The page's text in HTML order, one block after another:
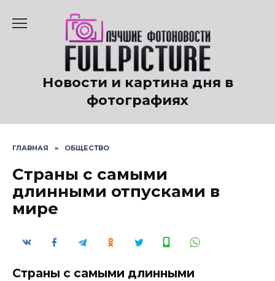
содержанию
Новости и картина дня в
фотографиях
ГЛАВНАЯ » ОБЩЕСТВО
Страны с самыми
длинными отпусками в
мире
Страны с самыми длинными